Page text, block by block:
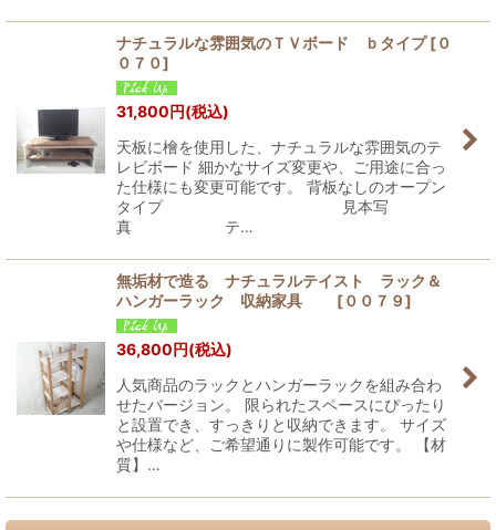
ナチュラルな雰囲気のＴＶボード ｂタイプ [０
０７０]
31,800円(税込)
天板に檜を使用した、ナチュラルな雰囲気のテ
レビボード 細かなサイズ変更や、ご用途に合っ
た仕様にも変更可能です。 背板なしのオープン
タイプ 見本写
真 テ…
無垢材で造る ナチュラルテイスト ラック＆
ハンガーラック 収納家具
[００７９]
36,800円(税込)
人気商品のラックとハンガーラックを組み合わ
せたバージョン。 限られたスペースにぴったり
と設置でき、すっきりと収納できます。 サイズ
や仕様など、ご希望通りに製作可能です。 【材
質】…